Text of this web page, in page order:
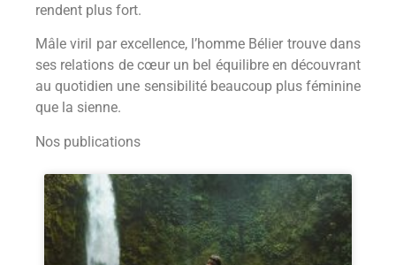
rendent plus fort.
Mâle viril par excellence, l’homme Bélier trouve dans
ses relations de cœur un bel équilibre en découvrant
au quotidien une sensibilité beaucoup plus féminine
que la sienne.
Nos publications